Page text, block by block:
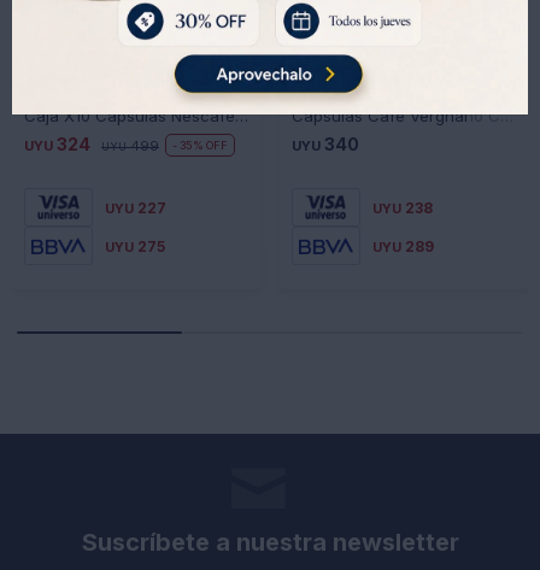
Caja X10 Cápsulas Nescafé Dolce Gusto Cappuccino
UYU 324 UYU 499 35
UYU 227
UYU 275
Cápsulas Café Vergnano Cremoso 10U Compatible Nespresso
UYU 340
UYU 238
UYU 289
Suscríbete a nuestra newsletter